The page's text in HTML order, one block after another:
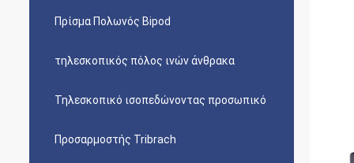
Πρίσμα Πολωνός Bipod
τηλεσκοπικός πόλος ινών άνθρακα
Τηλεσκοπικό ισοπεδώνοντας προσωπικό
Προσαρμοστής Tribrach